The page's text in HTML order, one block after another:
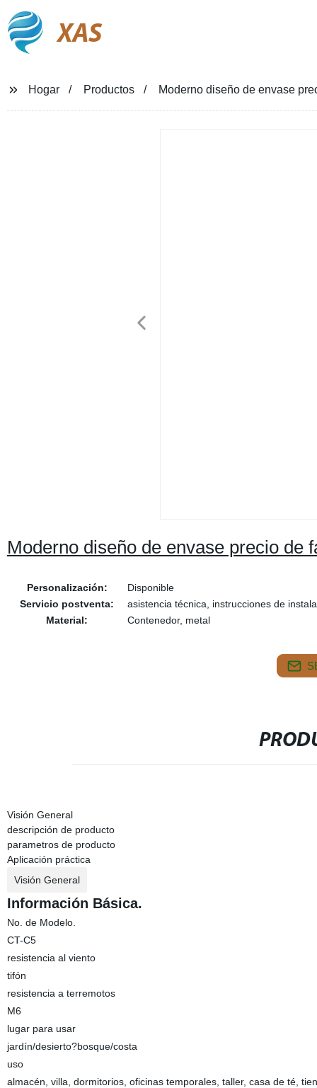
XAS
Hogar Productos Moderno diseño de envase
Moderno diseño de envase precio de
Personalización:
Disponible
Servicio postventa:
asistencia técnica, instrucciones de
Material:
Contenedor, metal
Visión General
descripción de producto
parametros de producto
Aplicación práctica
Visión General
Información Básica.
No. de Modelo.
CT-C5
resistencia al viento
tifón
resistencia a terremotos
M6
lugar para usar
jardín/desierto?bosque/costa
uso
almacén, villa, dormitorios, oficinas temporales, taller, casa de té,